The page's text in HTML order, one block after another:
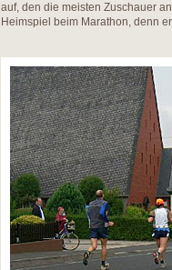
auf, den die meisten Zuschauer
Heimspiel beim Marathon, denn